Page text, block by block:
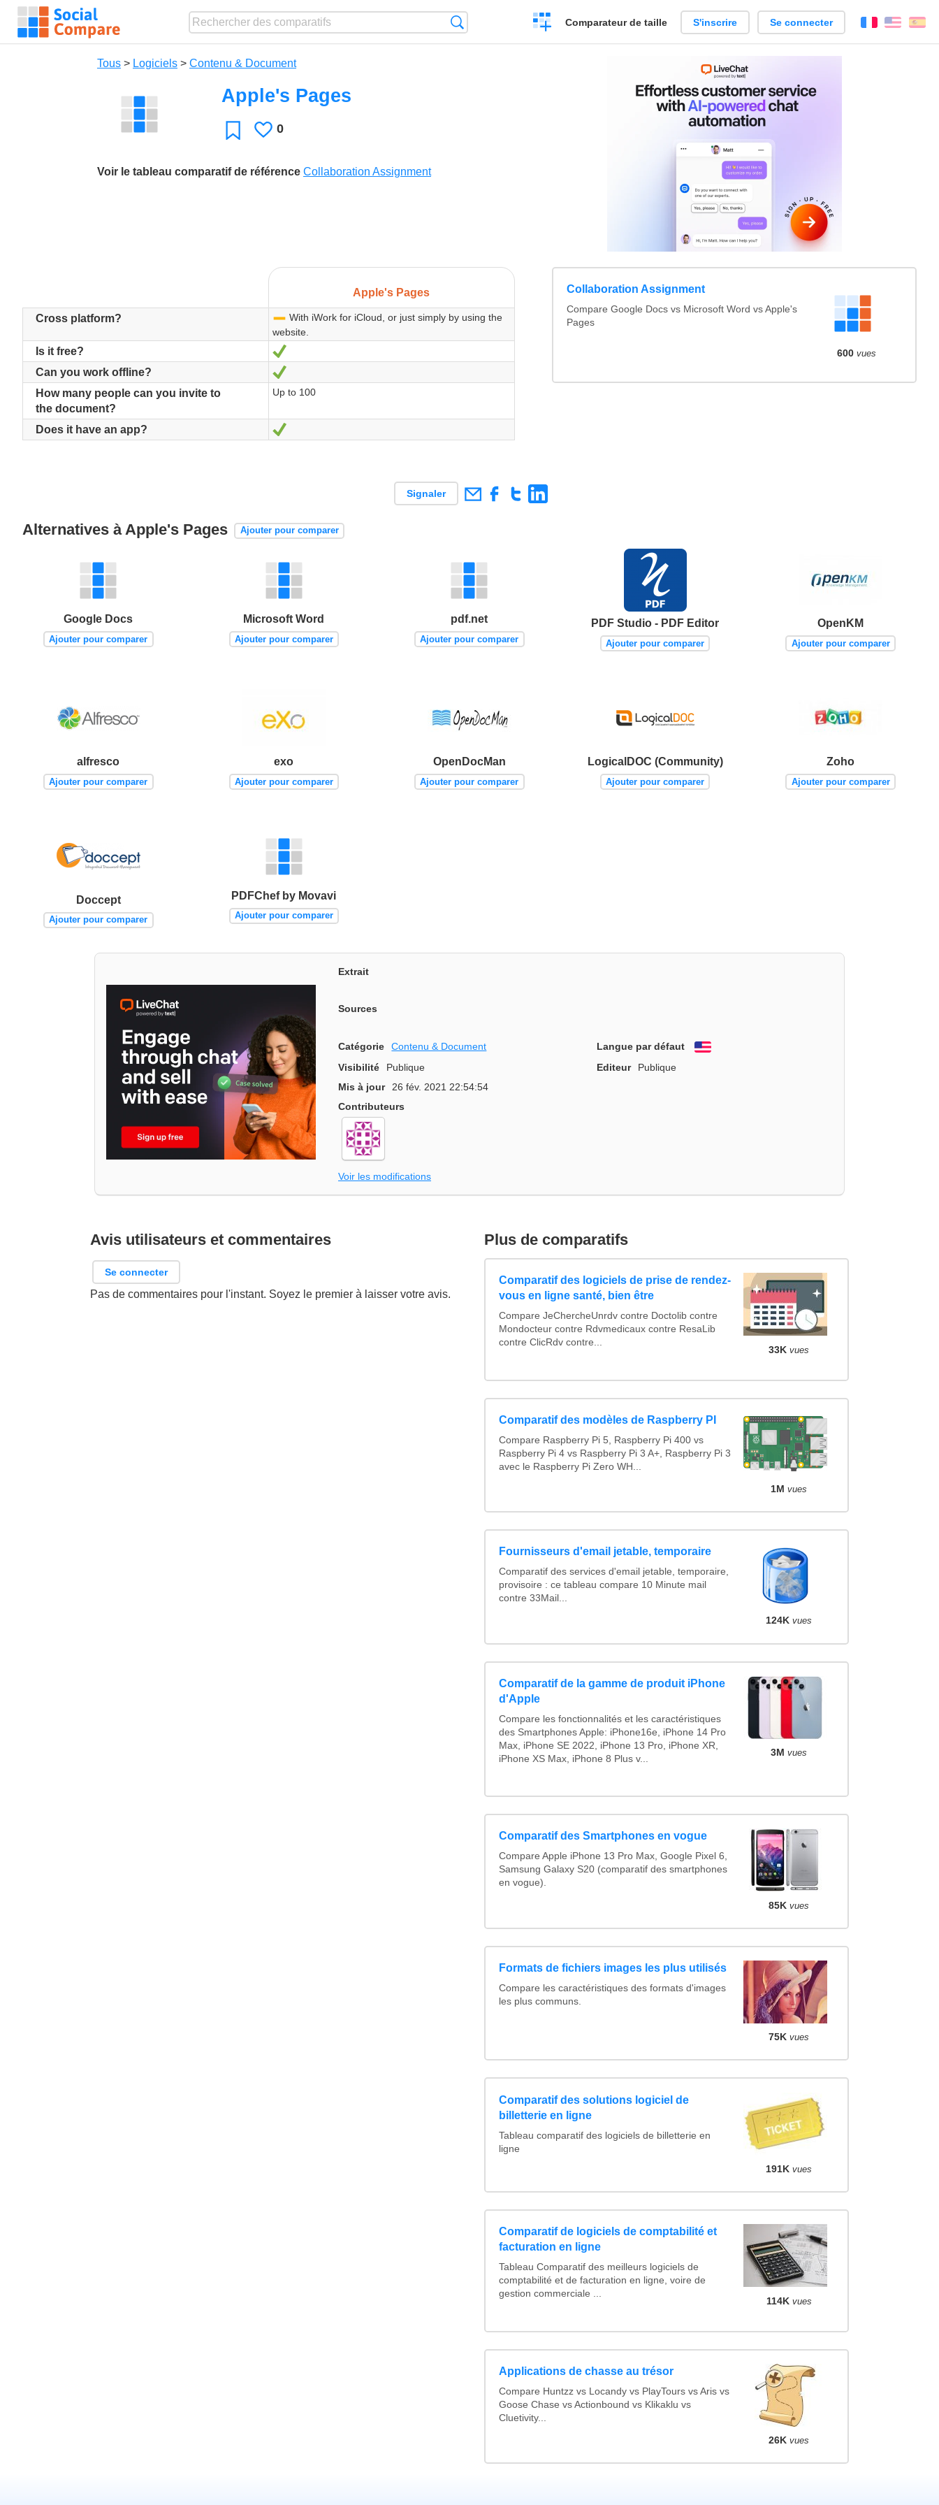
Créer
un
Comparateur de taille S'inscrire Se connecter FrançaisEnglish
Tous > Logiciels > Contenu & Document
Apple's Pages
Favori J'aime
0
Voir le tableau comparatif de référence Collaboration Assignment
Apple's Pages
Cross platform? -With iWork for iCloud, or just simply by using the
website.
Is it free? Oui
Can you work offline?
How many people can you invite to
the document?
Up to 100
Does it have an app?
Collaboration Assignment
Compare Google Docs vs Microsoft Word vs Apple's
Pages
600 vues
Signaler
Alternatives à Apple's Pages Ajouter pour comparer
Google Docs
Ajouter pour comparer
Microsoft Word
Ajouter pour comparer
pdf.net
Ajouter pour comparer
PDF Studio - PDF Editor
Ajouter pour comparer
OpenKM
Ajouter pour comparer
alfresco
Ajouter pour comparer
exo
Ajouter pour comparer
OpenDocMan
Ajouter pour comparer
LogicalDOC (Community)
Ajouter pour comparer
Zoho
Ajouter pour comparer
Doccept
Ajouter pour comparer
PDFChef by Movavi
Ajouter pour comparer
Extrait
Sources
Catégorie Contenu & Document Langue par défaut
English
Visibilité
Publique Editeur
Publique
Mis à jour
26 fév. 2021 22:54:54
Contributeurs
Voir les modifications
Avis utilisateurs et commentaires
Se connecter
Pas de commentaires pour l'instant. Soyez le premier à laisser votre avis.
Plus de comparatifs
Comparatif des logiciels de prise de rendez-
vous en ligne santé, bien être
Compare JeChercheUnrdv contre Doctolib contre
Mondocteur contre Rdvmedicaux contre ResaLib
contre ClicRdv contre...
33K vues
Comparatif des modèles de Raspberry PI
Compare Raspberry Pi 5, Raspberry Pi 400 vs
Raspberry Pi 4 vs Raspberry Pi 3 A+, Raspberry Pi 3
avec le Raspberry Pi Zero WH...
1M vues
Fournisseurs d'email jetable, temporaire
Comparatif des services d'email jetable, temporaire,
provisoire : ce tableau compare 10 Minute mail
contre 33Mail...
124K vues
Comparatif de la gamme de produit iPhone
d'Apple
Compare les fonctionnalités et les caractéristiques
des Smartphones Apple: iPhone16e, iPhone 14 Pro
Max, iPhone SE 2022, iPhone 13 Pro, iPhone XR,
iPhone XS Max, iPhone 8 Plus v...
3M vues
Comparatif des Smartphones en vogue
Compare Apple iPhone 13 Pro Max, Google Pixel 6,
Samsung Galaxy S20 (comparatif des smartphones
en vogue).
85K vues
Formats de fichiers images les plus utilisés
Compare les caractéristiques des formats d'images
les plus communs.
75K vues
Comparatif des solutions logiciel de
billetterie en ligne
Tableau comparatif des logiciels de billetterie en
ligne
191K vues
Comparatif de logiciels de comptabilité et
facturation en ligne
Tableau Comparatif des meilleurs logiciels de
comptabilité et de facturation en ligne, voire de
gestion commerciale ...
114K vues
Applications de chasse au trésor
Compare Huntzz vs Locandy vs PlayTours vs Aris vs
Goose Chase vs Actionbound vs Klikaklu vs
Cluetivity...
26K vues